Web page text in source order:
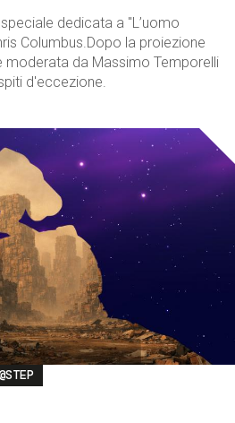
dedicata a "L’uomo
Columbus.Dopo la proiezione
moderata da Massimo Temporelli
d'eccezione.